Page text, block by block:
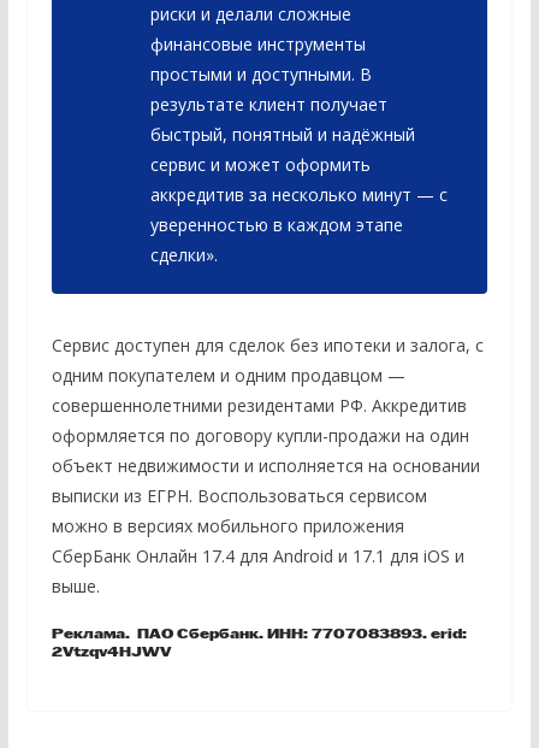
риски и делали сложные
финансовые инструменты
простыми и доступными. В
результате клиент получает
быстрый, понятный и надёжный
сервис и может оформить
аккредитив за несколько минут — с
уверенностью в каждом этапе
сделки».
Сервис доступен для сделок без ипотеки и залога, с
одним покупателем и одним продавцом —
совершеннолетними резидентами РФ. Аккредитив
оформляется по договору купли-продажи на один
объект недвижимости и исполняется на основании
выписки из ЕГРН. Воспользоваться сервисом
можно в версиях мобильного приложения
СберБанк Онлайн 17.4 для Android и 17.1 для iOS и
выше.
Реклама. ПАО Сбербанк. ИНН: 7707083893. erid:
2Vtzqv4HJWV